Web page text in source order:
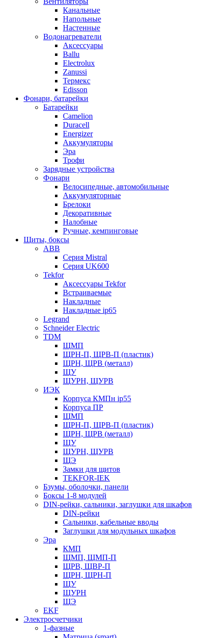
Канальные
Напольные
Настенные
Водонагреватели
Аксессуары
Ballu
Electrolux
Zanussi
Термекс
Edisson
Фонари, батарейки
Батарейки
Camelion
Duracell
Energizer
Аккумуляторы
Эра
Трофи
Зарядные устройства
Фонари
Велосипедные, автомобильные
Аккумуляторные
Брелоки
Декоративные
Налобные
Ручные, кемпинговые
Щиты, боксы
ABB
Серия Mistral
Серия UK600
Tekfor
Аксессуары Tekfor
Встраиваемые
Накладные
Накладные ip65
Legrand
Schneider Electric
TDM
ЩМП
ЩРН-П, ЩРВ-П (пластик)
ЩРН, ЩРВ (металл)
ЩУ
ЩУРН, ЩУРВ
ИЭК
Корпуса КМПн ip55
Корпуса ПР
ЩМП
ЩРН-П, ЩРВ-П (пластик)
ЩРН, ЩРВ (металл)
ЩУ
ЩУРН, ЩУРВ
ЩЭ
Замки для щитов
TEKFOR-IEK
Бзумы, оболочки, панели
Боксы 1-8 модулей
DIN-рейки, сальники, заглушки для шкафов
DIN-рейки
Сальники, кабельные вводы
Заглушки для модульных шкафов
Эра
КМП
ЩМП, ЩМП-П
ЩРВ, ЩВР-П
ЩРН, ЩРН-П
ЩУ
ЩУРН
ЩЭ
EKF
Электросчетчики
1-фазные